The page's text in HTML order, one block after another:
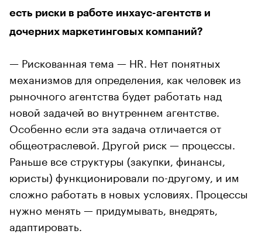
есть риски в работе инхаус-агентств и
дочерних маркетинговых компаний?
— Рискованная тема — HR. Нет понятных
механизмов для определения, как человек из
рыночного агентства будет работать над
новой задачей во внутреннем агентстве.
Особенно если эта задача отличается от
общеотраслевой. Другой риск — процессы.
Раньше все структуры (закупки, финансы,
юристы) функционировали по-другому, и им
сложно работать в новых условиях. Процессы
нужно менять — придумывать, внедрять,
адаптировать.